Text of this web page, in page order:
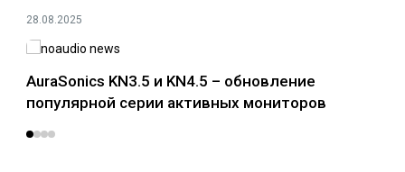
28.08.2025
AuraSonics KN3.5 и KN4.5 – обновление
популярной серии активных мониторов